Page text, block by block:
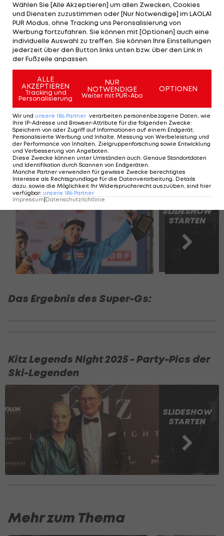
Ass entschied sich nach demEinfahren jedoch
gegen einen Start.
Zweitbester Österreicher wird Stefan Eichberger
auf Rang 12. Das Rennen ist geprägt von vielen
Stürzen.Lukas Feurstein
Alexis Pinturault
fliegt spektakulär ab und muss
wie sein Landsmann Florian Loriot mit dem
Hubschrauber abtransportiert werden.
Alle Super-G-Sieger in Kitzbühel>>>
Kitzbühel, Super-G: Die Bilder der
Siegerehrung
SLIDESHOW
STARTEN
Das Ergebnis des Super-Gs:
Kitz Legends Night 2025 - Party-Pics der
Ski-Legenden
SLIDESHOW
STARTEN
Mehr zum Thema
Wählen Sie [Alle Akzeptieren] um allen Zwecken, Cookies
und Diensten zuzustimmen oder [Nur Notwendige] im LAOLA1
PUR Modus, ohne Tracking uns Peronsalisierung von
Werbung fortzufahren. Sie können mit [Optionen] auch eine
individuelle Auswahl zu treffen. Sie können Ihre Einstellungen
jederzeit über den Button links unten bzw. über den Link in
der Fußzeile anpassen.
ALLE
AKZEPTIEREN
Tracking und
Personalisierung
NUR
NOTWENDIGE
Weiter mit PUR-Abo
OPTIONEN
Wir und unsere 186 Partner verarbeiten personenbezogene Daten, wie
Ihre IP-Adresse und Browser-Attribute für die folgenden Zwecke:
Speichern von oder Zugriff auf Informationen auf einem Endgerät;
Personalisierte Werbung und Inhalte, Messung von Werbeleistung und
der Performance von Inhalten, Zielgruppenforschung sowie Entwicklung
und Verbesserung von Angeboten.
Diese Zwecke können unter Umständen auch: Genaue Standortdaten
und Identifikation durch Scannen von Endgeräten.
Manche Partner verwenden für gewisse Zwecke berechtigtes
Interesse als Rechtsgrundlage für die Datenverarbeitung. Details
dazu, sowie die Möglichkeit Ihr Widerspruchsrecht auszuüben, sind hier
verfügbar: unsere 186 Partner
Impressum Datenschutzrichtlinie